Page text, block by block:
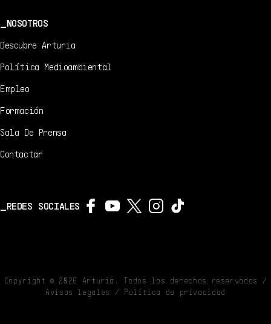
NOSOTROS
Descubre Arturia
Política Medioambiental
Empleo
Formación
Sala De Prensa
Contactar
REDES SOCIALES
Copyright © 2026
Arturia. Todos los derechos reservados /
Avisos legales
/ Política de privacidad